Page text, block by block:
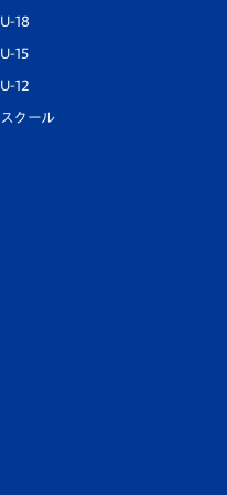
U-18
U-15
U-12
スクール